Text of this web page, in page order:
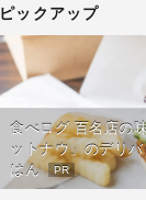
ピックアップ
食べログ 百名店の
ットナウ」のデリ
はん
PR